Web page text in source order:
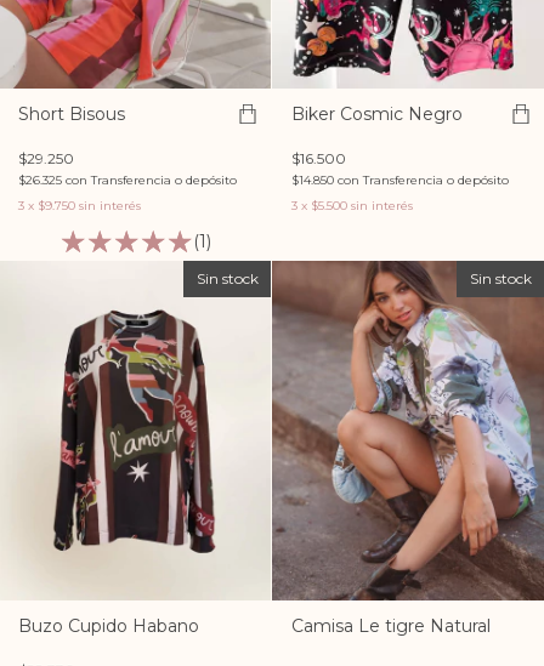
Short Bisous
$29.250
$26.325 con Transferencia o depósito
3 x $9.750 sin interés
(1)
Biker Cosmic Negro
$16.500
$14.850 con Transferencia o depósito
3 x $5.500 sin interés
Sin stock
Buzo Cupido Habano
Sin stock
Camisa Le tigre Natural